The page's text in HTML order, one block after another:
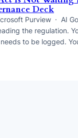
Deck
Purview · AI
the regulation.
to be logged.